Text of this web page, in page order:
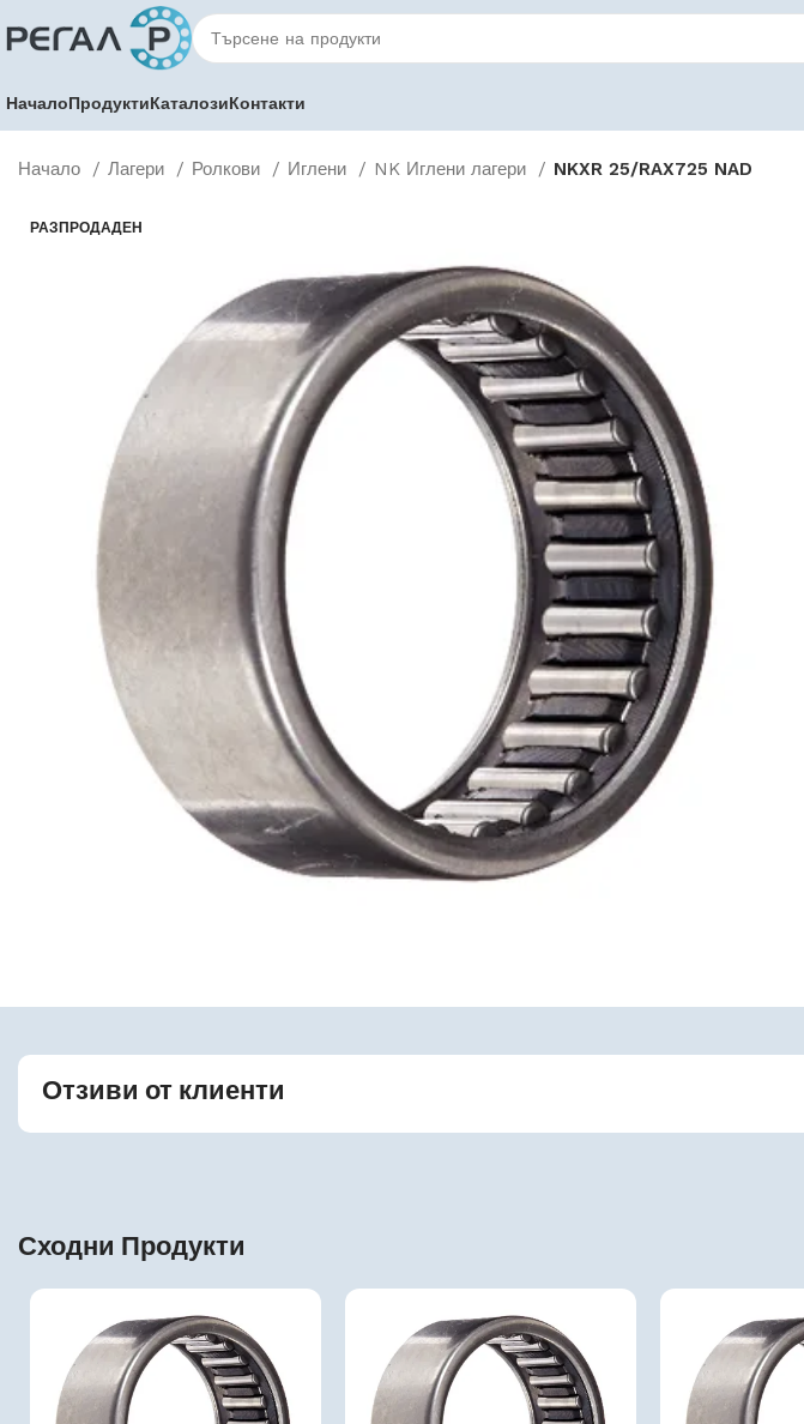
НачалоПродуктиКаталозиКонтакти
Начало Лагери Ролкови Иглени NK Иглени лагери NKXR 25/RAX725 NAD
РАЗПРОДАДЕН
Отзиви от клиенти
Сходни Продукти